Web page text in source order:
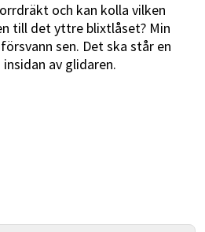
och kan kolla vilken
till det yttre blixtlåset? Min
sen. Det ska står en
av glidaren.